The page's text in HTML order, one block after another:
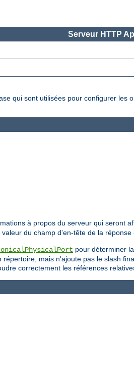
Serveur HTTP
qui sont utilisées pour configurer les
à propos du serveur qui seront
valeur du champ d'en-tête de la réponse
pour déterminer
mais n'ajoute pas le slash
correctement les références